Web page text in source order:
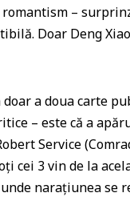
–
Doar Deng
doar a doua carte
– este că a
Service
cei 3 vin de la
naraţiunea se